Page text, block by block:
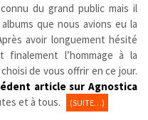
du grand public mais il
que nous avions eu la
avoir longuement hésité
finalement l’hommage à la
de vous offrir en ce jour.
article sur Agnostica
et à tous. (SUITE…)